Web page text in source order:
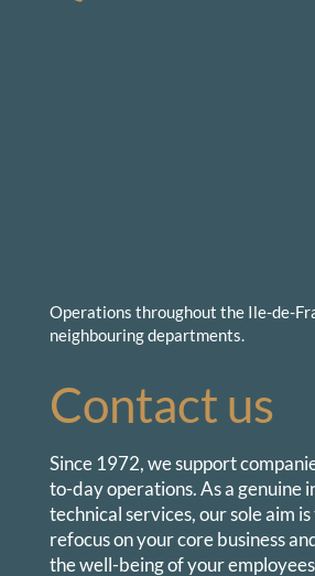
Operations throughout the Ile-de-
neighbouring departments.
Contact us
Since 1972,we support
to-day operations. As a genuine
technical services, our sole aim
refocus on your core business
the well-being of your